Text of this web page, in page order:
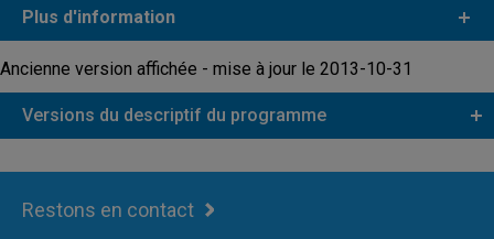
Plus d'information
Ancienne version affichée - mise à jour le 2013-10-31
Versions du descriptif du programme
Restons en contact